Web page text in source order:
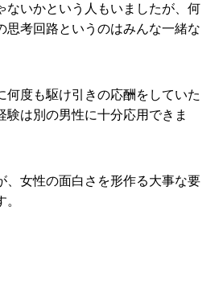
ないかという人もいましたが、何
思考回路というのはみんな一緒な
何度も駆け引きの応酬をしていた
験は別の男性に十分応用できま
、女性の面白さを形作る大事な要